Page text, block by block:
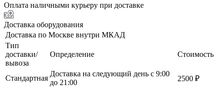
Оплата наличными курьеру при доставке
Доставка оборудования
Доставка по Москве внутри МКАД
Тип
доставки/
вывоза
Определение Стоимость
Стандартная
Доставка на следующий день с 9:00
до 21:00
2500 ₽